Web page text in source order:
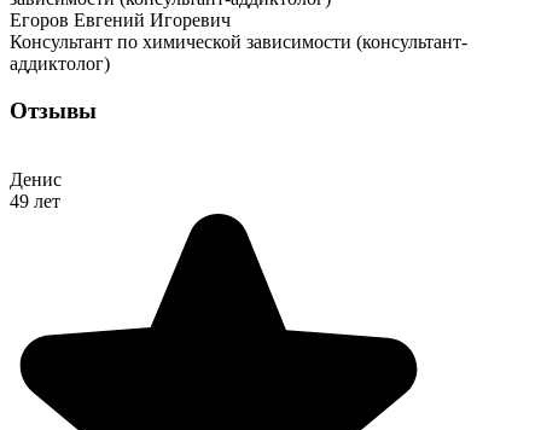
Егоров Евгений Игоревич
Консультант по химической зависимости (консультант-
аддиктолог)
Отзывы
Денис
49 лет